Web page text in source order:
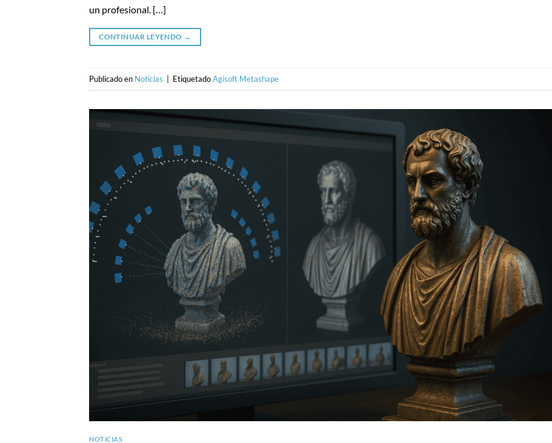
un profesional. […]
CONTINUAR LEYENDO →
Publicado en Noticias EtiquetadoAgisoft Metashape
NOTICIAS